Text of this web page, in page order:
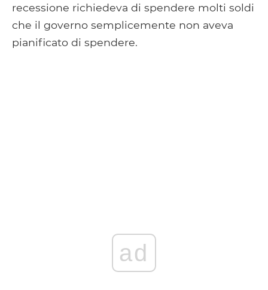
recessione richiedeva di spendere molti soldi
che il governo semplicemente non aveva
pianificato di spendere.
ad